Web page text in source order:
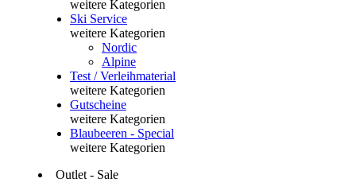
weitere Kategorien
Ski Service
weitere Kategorien
Nordic
Alpine
Test / Verleihmaterial
weitere Kategorien
Gutscheine
weitere Kategorien
Blaubeeren - Special
weitere Kategorien
Outlet - Sale